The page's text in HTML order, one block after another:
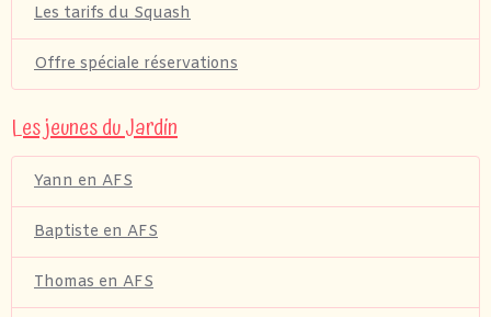
Les tarifs du Squash
Offre spéciale réservations
Les jeunes du Jardin
Yann en AFS
Baptiste en AFS
Thomas en AFS